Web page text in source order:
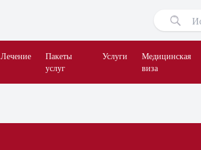
Лечение
Пакеты
услуг
Услуги
Медицинская
виза